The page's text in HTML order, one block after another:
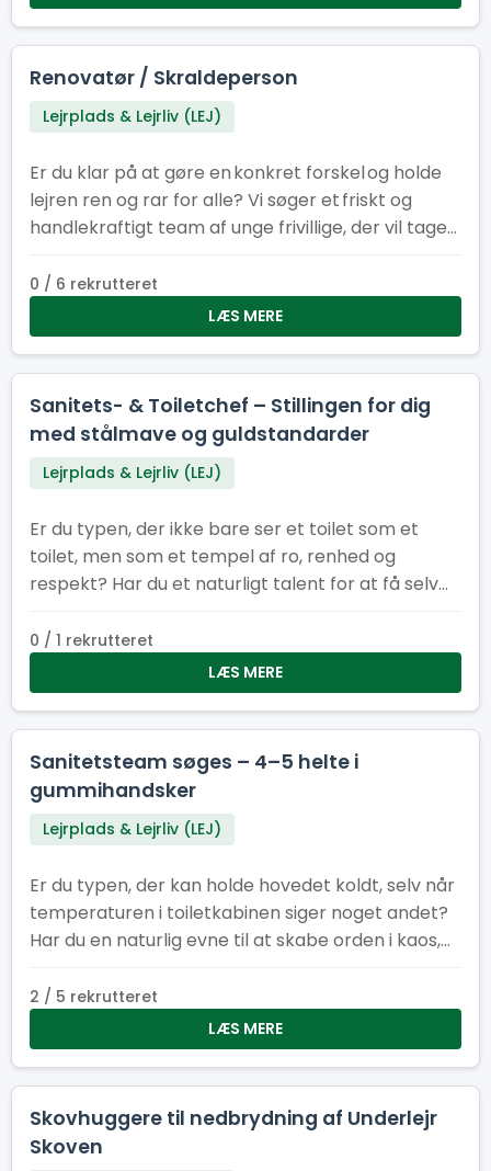
Renovatør / Skraldeperson
Lejrplads & Lejrliv (LEJ)
Er du klar på at gøre en konkret forskel og holde
lejren ren og rar for alle? Vi søger et friskt og
handlekraftigt team af unge frivillige, der vil tage
Spejertorvet og i administrationsbyen under
bange for at tage fat Du kan arbejde
sans for orden og ansvar Du har måske humor
nok til at gøre skraldearbejde til en fest!
0 / 6 rekrutteret
LÆS MERE
Sanitets- & Toiletchef – Stillingen for dig
med stålmave og guldstandarder
Lejrplads & Lejrliv (LEJ)
Er du typen, der ikke bare ser et toilet som et
toilet, men som et tempel af ro, renhed og
respekt? Har du et naturligt talent for at få selv
som en nypudset porcelænstronstol? Så er det
dig, vi leder efter som vores nye Sanitets- og
Toiletchef.
0 / 1 rekrutteret
LÆS MERE
Sanitetsteam søges – 4–5 helte i
gummihandsker
Lejrplads & Lejrliv (LEJ)
Er du typen, der kan holde hovedet koldt, selv når
temperaturen i toiletkabinen siger noget andet?
Har du en naturlig evne til at skabe orden i kaos,
som en del af et team, der tager renlighed
alvorligt – men ikke sig selv? Så er det dig (og
måske dine kommende kolleger), vi leder efter. Vi
sanitetsstyrke – et hold, der får vores faciliteter til
at fremstå som små oaser af ro og renhed.
2 / 5 rekrutteret
LÆS MERE
Skovhuggere til nedbrydning af Underlejr
Skoven